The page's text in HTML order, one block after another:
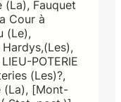
Fauquet
Cour à
(Le),
Hardys,(Les),
POTERIE
(Les)?,
(La), [Mont-